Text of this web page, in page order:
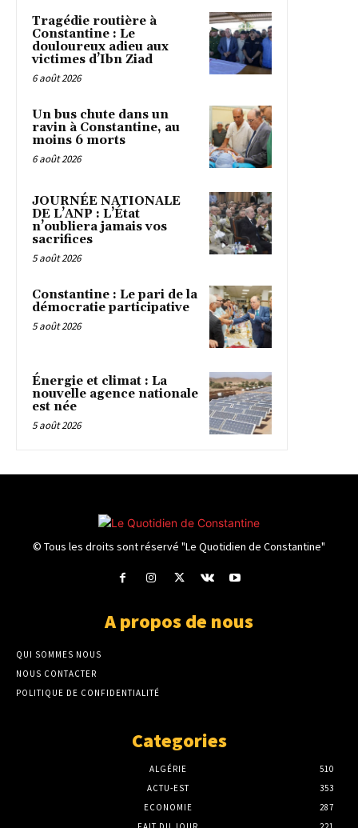
Tragédie routière à
Constantine : Le
douloureux adieu aux
victimes d’Ibn Ziad
6 août 2026
Un bus chute dans un
ravin à Constantine, au
moins 6 morts
6 août 2026
JOURNÉE NATIONALE
DE L’ANP : L’État
n’oubliera jamais vos
sacrifices
5 août 2026
Constantine : Le pari de la
démocratie participative
5 août 2026
Énergie et climat : La
nouvelle agence nationale
est née
5 août 2026
© Tous les droits sont réservé "Le Quotidien de Constantine"
A propos de nous
QUI SOMMES NOUS
NOUS CONTACTER
POLITIQUE DE CONFIDENTIALITÉ
Categories
ALGÉRIE
510
ACTU-EST
353
ECONOMIE
287